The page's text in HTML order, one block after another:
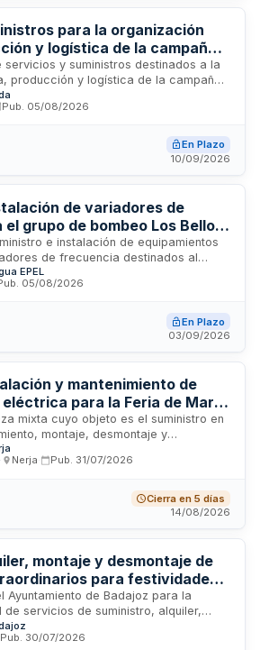
para la organización
y logística de la campaña
de Igualada
y suministros destinados a la
producción y logística de la campaña
la ciudad de Igualada. Comprende
el suministro, instalación y
de actuaciones, decoraciones de
de árboles navideños,
El contrato se ejecuta
abierto con un presupuesto máximo
que abarca desde octubre de 2026
Pub. 05/08/2026
En Plazo
10/09/2026
de variadores de
grupo de bombeo Los Bellots
e instalación de equipamientos
de frecuencia destinados al
Bellots ubicado en Can Poal,
incluye la provisión de materiales y la
criterios de contratación con
El presupuesto base y demás
EPEL
05/08/2026
En Plazo
03/09/2026
y mantenimiento de
para la Feria de Maro
mixta cuyo objeto es el suministro en
montaje, desmontaje y
eléctricas de alta y baja
para la celebración de la
de elementos defectuosos y
procedimiento abierto simplificado
menor de obras de instalación.
Nerja Pub. 31/07/2026
Cierra en 5 días
14/08/2026
montaje y desmontaje de
para festividades -
Badajoz
Ayuntamiento de Badajoz para la
servicios de suministro, alquiler,
de sistemas de iluminación
festividades navideñas, carnaval y
Pub. 30/07/2026